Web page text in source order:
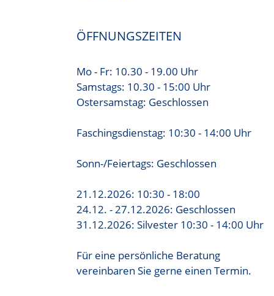
ÖFFNUNGSZEITEN
Mo - Fr: 10.30 - 19.00 Uhr
Samstags: 10.30 - 15:00 Uhr
Ostersamstag: Geschlossen
Faschingsdienstag: 10:30 - 14:00 Uhr
Sonn-/Feiertags: Geschlossen
21.12.2026: 10:30 - 18:00
24.12. - 27.12.2026: Geschlossen
31.12.2026: Silvester 10:30 - 14:00 Uhr
Für eine persönliche Beratung
vereinbaren Sie gerne einen Termin.